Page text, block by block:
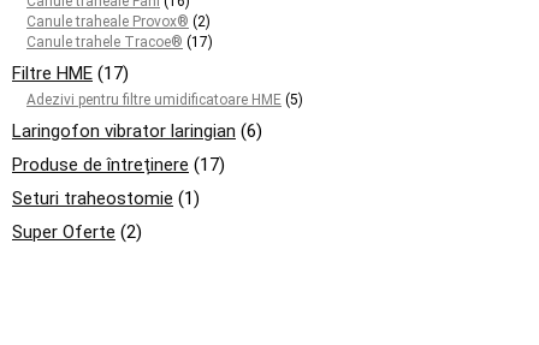
Canule traheale Provox® (2)
Canule trahele Tracoe® (17)
Filtre HME (17)
Adezivi pentru filtre umidificatoare HME (5)
Laringofon vibrator laringian (6)
Produse de întreținere (17)
Seturi traheostomie (1)
Super Oferte (2)